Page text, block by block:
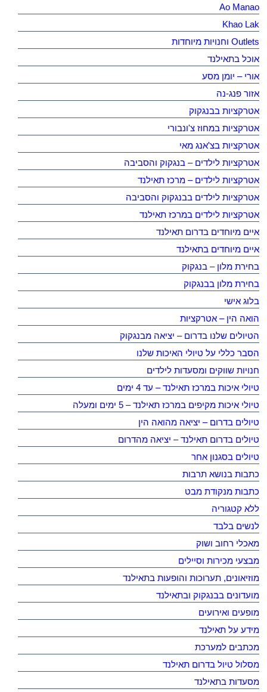
Ao Manao
Khao Lak
Outlets וחנויות מיוחדות
אוכל בתאילנד
אורי – יומן מסע
אזור פנג-נה
אטרקציות בבנגקוק
אטרקציות במחוז צ'ונבורי
אטרקציות בצ'אנג מאי
אטרקציות לילדים – בנגקוק והסביבה
אטרקציות לילדים – מרכז תאילנד
אטרקציות לילדים בבנגקוק והסביבה
אטרקציות לילדים במרכז תאילנד
איים מיוחדים בדרום תאילנד
איים מיוחדים בתאילנד
בחירת מלון – בנגקוק
בחירת מלון בבנגקוק
בלוג אישי
הואה הין – אטרקציות
הטיולים שלנו בדרום – יציאה מבנגקוק
הסבר כללי על טיולי האיכות שלנו
חנויות שווקים ומסעדות לילדים
טיולי איכות במרכז תאילנד – עד 4 ימים
טיולי איכות מקיפים במרכז תאילנד – 5 ימים ומעלה
טיולים בדרום – יציאה מהואה הין
טיולים בדרום תאילנד – יציאה מהדרום
טיולים בסגנון אחר
כתבות בנושא תרבות
כתבות מנקודת מבט
ללא קטגוריה
לנשים בלבד
מאכלי רחוב ושוק
מבצעי מכירות וסיילים
מוזיאונים, תערוכות והופעות בתאילנד
מועדונים בבנגקוק ובתאילנד
מופעים ואירועים
מידע על תאילנד
מכתבים למערכת
מסלול טיול בדרום תאילנד
מסעדות בתאילנד